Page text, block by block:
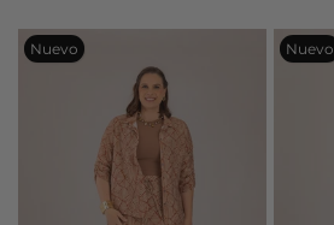
Nuevo Nuevo